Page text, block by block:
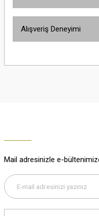
yetersiz gördüğünüz
Alışveriş Deneyimi
M... K... | 29/12/2025
Mail adresinizle e-